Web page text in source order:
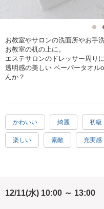
お教室やサロンの洗面所やお手洗
お教室の机の上に。
エステサロンのドレッサー周りに
透明感の美しい ペーパータオル
んか？
濡れた手を拭くためのペーパー
すか？
何かを習うこと、サービスを受
時間を大切に思ってくださる生
一人になれる洗面所は、ほっと
数人がお使いになる洗面所には
かわいい 綺麗 初級
楽しい 素敵 充実感
12/11(水) 10:00 ～ 13:00